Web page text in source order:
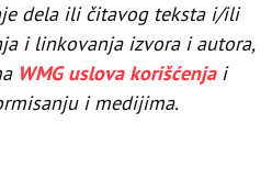
dela ili čitavog teksta i/ili
i linkovanja izvora i autora,
WMG uslova korišćenja i
i medijima.